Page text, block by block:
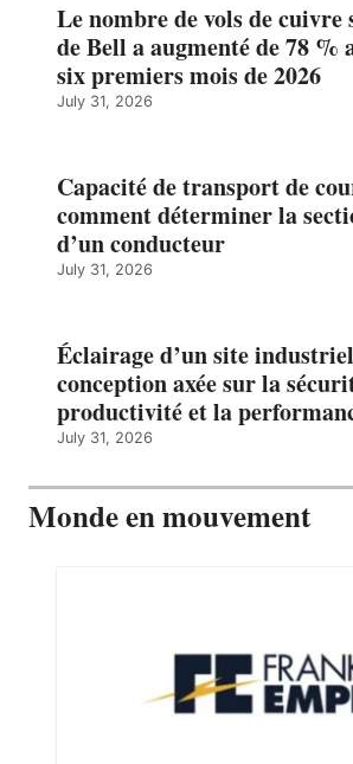
Le nombre de vols de cuivre
de Bell a augmenté de 78 %
six premiers mois de 2026
July 31, 2026
Capacité de transport de
comment déterminer la
d’un conducteur
July 31, 2026
Éclairage d’un site
conception axée sur la
productivité et la
July 31, 2026
Monde en mouvement